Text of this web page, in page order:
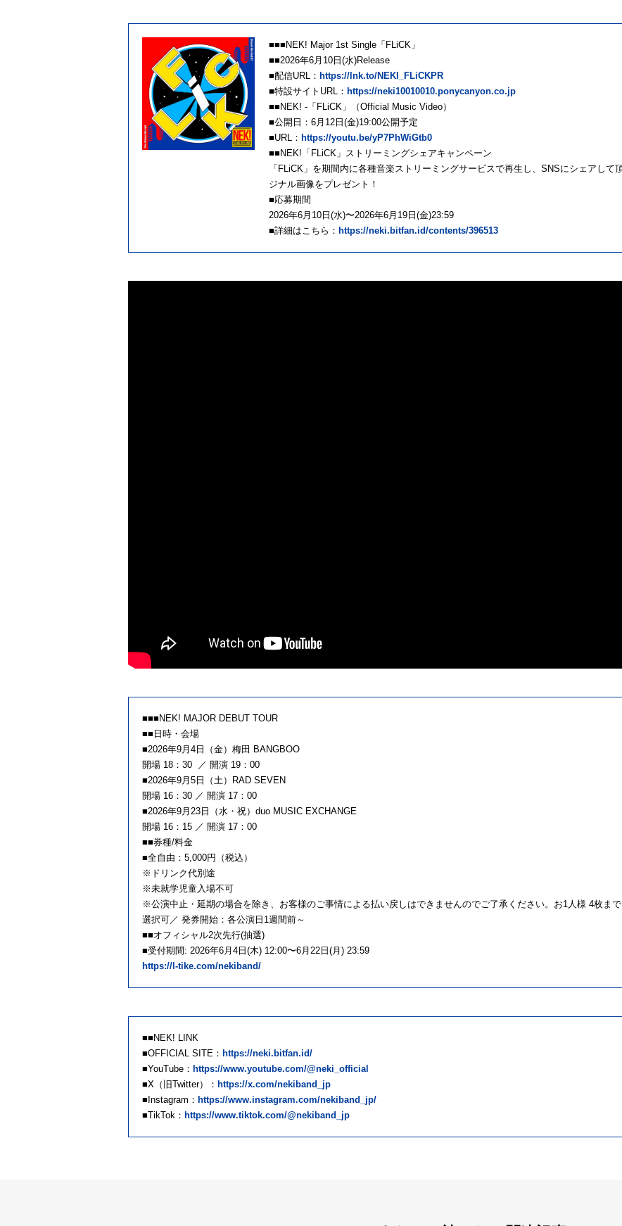
■■■NEK! Major 1st Single「FLiCK」
■■2026年6月10日(水)Release
■配信URL： https://lnk.to/NEKI_FLiCKPR
■特設サイトURL： https://neki10010010.ponycanyon.co.jp
■■NEK! -「FLiCK」（Official Music Video）
■公開日：6月12日(金)19:00公開予定
■URL： https://youtu.be/yP7PhWiGtb0
■■NEK!「FLiCK」ストリーミングシェアキャンペーン
「FLiCK」を期間内に各種音楽ストリーミングサービスで再生し、SNSにシェアして
ジナル画像をプレゼント！
■応募期間
2026年6月10日(水)〜2026年6月19日(金)23:59
■詳細はこちら： https://neki.bitfan.id/contents/396513
■■■NEK! MAJOR DEBUT TOUR
■■日時・会場
■2026年9月4日（金）梅田 BANGBOO
開場 18：30 ／ 開演 19：00
■2026年9月5日（土）RAD SEVEN
開場 16：30 ／ 開演 17：00
■2026年9月23日（水・祝）duo MUSIC EXCHANGE
開場 16：15 ／ 開演 17：00
■■券種/料金
■全自由：5,000円（税込）
※ドリンク代別途
※未就学児童入場不可
※公演中止・延期の場合を除き、お客様のご事情による払い戻しはできませんのでご了承ください。お1人様 4枚ま
選択可／ 発券開始：各公演日1週間前～
■■オフィシャル2次先行(抽選)
■受付期間: 2026年6月4日(木) 12:00〜6月22日(月) 23:59
https://l-tike.com/nekiband/
■■NEK! LINK
■OFFICIAL SITE： https://neki.bitfan.id/
■YouTube： https://www.youtube.com/@neki_official
■X（旧Twitter）： https://x.com/nekiband_jp
■Instagram： https://www.instagram.com/nekiband_jp/
■TikTok： https://www.tiktok.com/@nekiband_jp